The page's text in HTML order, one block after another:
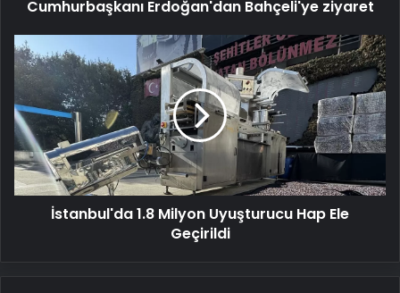
Cumhurbaşkanı Erdoğan'dan Bahçeli'ye ziyaret
İstanbul'da
1.8
Milyon
Uyuşturucu
Hap
Ele
Geçirildi
İstanbul'da 1.8 Milyon Uyuşturucu Hap Ele
Geçirildi